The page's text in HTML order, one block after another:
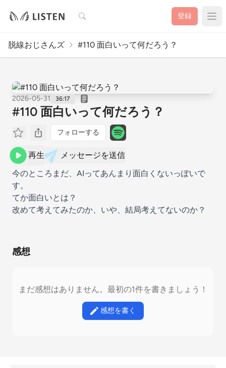
検索 登録
脱線おじさんズ #110 面白いって何だろう？
2026-05-31 36:17
#110 面白いって何だろう？
フォローする
再生
メッセージを送信
今のところまだ、AIってあんまり面白くないっぽいで
す。
てか面白いとは？
改めて考えてみたのか、いや、結局考えてないのか？
感想
まだ感想はありません。最初の1件を書きましょう！
感想を書く